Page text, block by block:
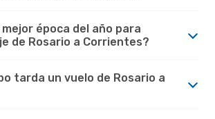
época del año para
de Rosario a Corrientes?
tarda un vuelo de Rosario a